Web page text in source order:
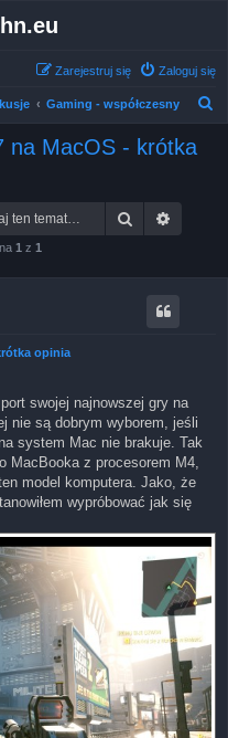
Zaloguj się
Zarejestruj się
Gaming - współczesny
na MacOS - krótka
Szukaj
1 z 1
opinia
swojej najnowszej gry na
nie są dobrym wyborem, jeśli
system Mac nie brakuje. Tak
MacBooka z procesorem M4,
model komputera. Jako, że
wypróbować jak się